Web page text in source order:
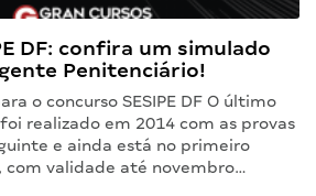
DF: confira um simulado
Penitenciário!
o concurso SESIPE DF O último
foi realizado em 2014 com as provas
e ainda está no primeiro
com validade até novembro…